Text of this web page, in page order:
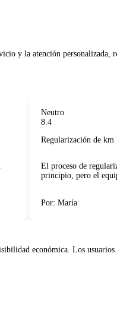
Neutro
8.4
Regularización de km
El proceso de
principio, pero el
Por: María
económica. Los usuarios